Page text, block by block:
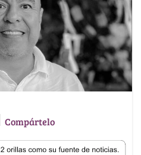
T
r
Compártelo